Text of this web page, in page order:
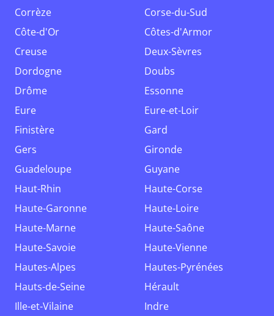
Corrèze
Corse-du-Sud
Côte-d'Or
Côtes-d'Armor
Creuse
Deux-Sèvres
Dordogne
Doubs
Drôme
Essonne
Eure
Eure-et-Loir
Finistère
Gard
Gers
Gironde
Guadeloupe
Guyane
Haut-Rhin
Haute-Corse
Haute-Garonne
Haute-Loire
Haute-Marne
Haute-Saône
Haute-Savoie
Haute-Vienne
Hautes-Alpes
Hautes-Pyrénées
Hauts-de-Seine
Hérault
Ille-et-Vilaine
Indre